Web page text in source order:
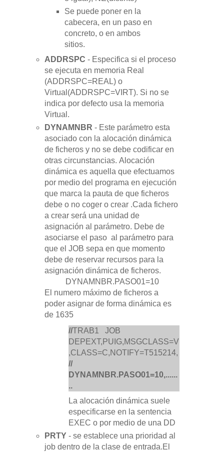
Se puede poner en la
cabecera, en un paso en
concreto, o en ambos
sitios.
ADDRSPC- Especifica si el proceso
se ejecuta en memoria Real
(ADDRSPC=REAL) o
Virtual (ADDRSPC=VIRT). Si no se
indica por defecto usa la memoria
Virtual.
DYNAMNBR- Este parámetro esta
asociado con la alocación dinámica
de ficheros y no se debe codificar en
otras circunstancias. Alocación
dinámica es aquella que efectuamos
por medio del programa en ejecución
que marca la pauta de que ficheros
debe o no coger o crear .Cada fichero
a crear será una unidad de
asignación al parámetro. Debe de
asociarse el paso al parámetro para
que el JOB sepa en que momento
debe de reservar recursos para la
asignación dinámica de ficheros.
DYNAMNBR.PASO01=10
El numero máximo de ficheros a
poder asignar de forma dinámica es
de 1635
//TRAB1 JOB
DEPEXT,PUIG,MSGCLASS=V
,CLASS=C,NOTIFY=T515214,
//
DYNAMNBR.PASO01=10,......
..
La alocación dinámica suele
especificarse en la sentencia
EXEC o por medio de una DD
PRTY- se establece una prioridad al
job dentro de la clase de entrada.El